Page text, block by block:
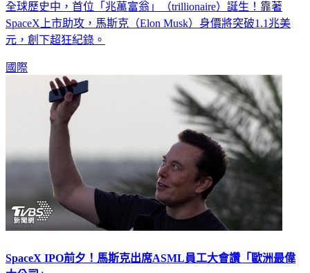
全球歷史中，首位「兆萬富翁」（trillionaire）誕生！靠著
SpaceX上市助攻，馬斯克（Elon Musk）身價將突破1.1兆美
元，創下超狂紀錄。
國際
SpaceX IPO前夕！馬斯克出席ASML員工大會讚「歐洲最偉